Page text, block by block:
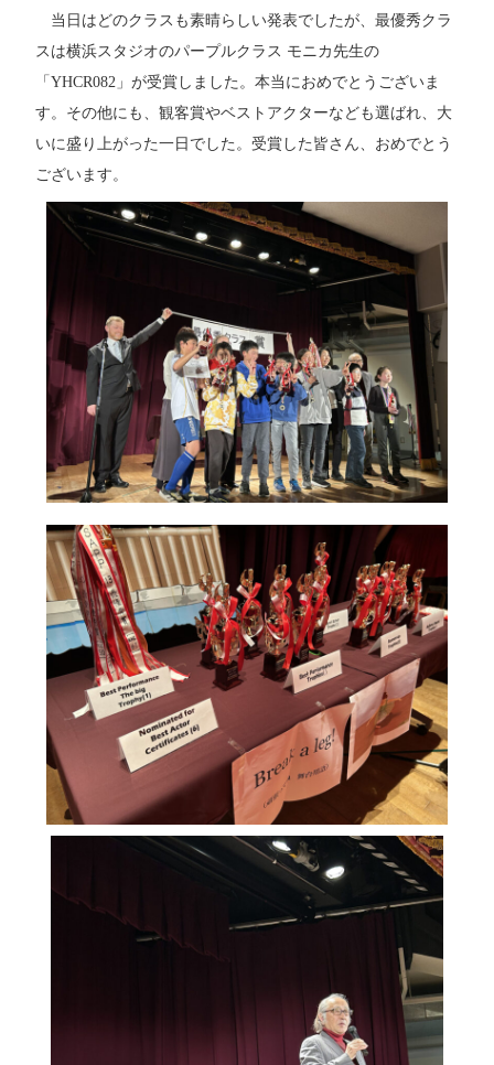
当日はどのクラスも素晴らしい発表でしたが、最優秀クラ
スは横浜スタジオのパープルクラス モニカ先生の
「YHCR082」が受賞しました。本当におめでとうございま
す。 その他にも、観客賞やベストアクターなども選ばれ、大
いに盛り上がった一日でした。受賞した皆さん、おめでとう
ございます。